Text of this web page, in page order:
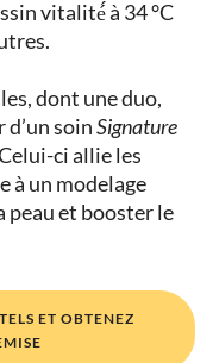
vitalité́ à 34 °C
dont une duo,
soinSignature
ci allie les
à un modelage
peau et booster le
ET OBTENEZ